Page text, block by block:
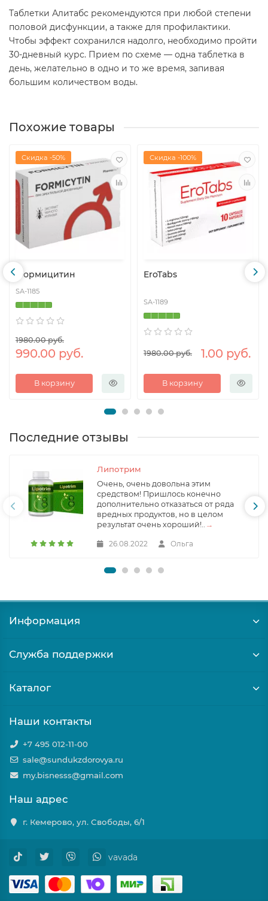
Таблетки Алитабс рекомендуются при любой степени
половой дисфункции, а также для профилактики.
Чтобы эффект сохранился надолго, необходимо пройти
30-дневный курс. Прием по схеме — одна таблетка в
день, желательно в одно и то же время, запивая
большим количеством воды.
Похожие товары
Скидка -50%
Формицитин
SA-1185
1980.00 руб.
990.00 руб.
В корзину
Скидка -100%
EroTabs
SA-1189
1980.00 руб. 1.00 руб.
В корзину
Последние отзывы
Липотрим
Очень, очень довольна этим
средством! Пришлось конечно
дополнительно отказаться от ряда
вредных продуктов, но в целом
результат очень хороший!.. →
26.08.2022 Ольга
Информация
Служба поддержки
Каталог
Наши контакты
+7 495 012-11-00
sale@sundukzdorovya.ru
my.bisnesss@gmail.com
Наш адрес
г. Кемерово, ул. Свободы, 6/1
vavada